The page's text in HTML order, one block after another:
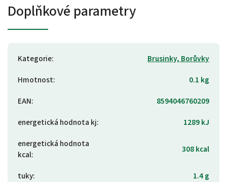
Doplňkové parametry
Kategorie:
Brusinky, Borůvky
Hmotnost:
0.1 kg
EAN:
8594046760209
energetická hodnota kj:
1289 kJ
energetická hodnota
kcal: 308 kcal
tuky:
1.4 g